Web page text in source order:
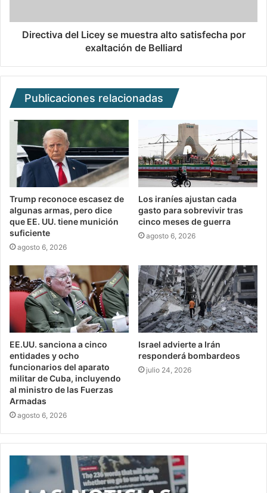
Directiva del Licey se muestra alto satisfecha por
exaltación de Belliard
Publicaciones relacionadas
Trump reconoce escasez de
algunas armas, pero dice
que EE. UU. tiene munición
suficiente
agosto 6, 2026
Los iraníes ajustan cada
gasto para sobrevivir tras
cinco meses de guerra
agosto 6, 2026
EE.UU. sanciona a cinco
entidades y ocho
funcionarios del aparato
militar de Cuba, incluyendo
al ministro de las Fuerzas
Armadas
agosto 6, 2026
Israel advierte a Irán
responderá bombardeos
julio 24, 2026